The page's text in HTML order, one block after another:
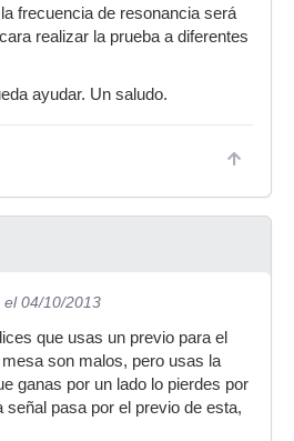
frecuencia de resonancia será
realizar la prueba a diferentes
ayudar. Un saludo.
el 04/10/2013
que usas un previo para el
son malos, pero usas la
ganas por un lado lo pierdes por
señal pasa por el previo de esta,